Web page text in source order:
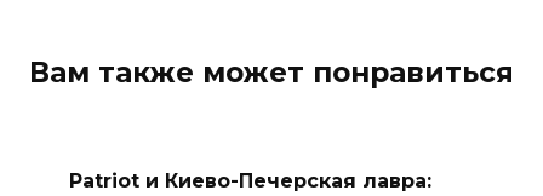
Вам также может понравиться
Patriot и Киево-Печерская лавра: